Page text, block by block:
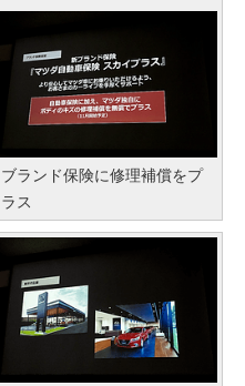
ブランド保険に修理補償をプ
ラス